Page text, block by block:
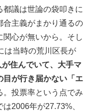
議は世論の袋叩きに
合主義がまかり通るの
心が無いから。そし
は当時の荒川区長が
住んでいて、大手マ
目が行き届かない「エ
。投票率という点でみ
2006年が27.73%、